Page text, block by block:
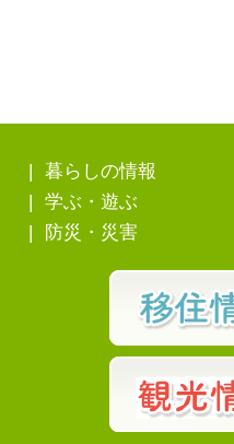
暮らしの情報
学ぶ・遊ぶ
防災・災害